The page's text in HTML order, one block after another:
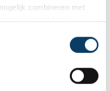
combineren met
is gevestigd in het in
en geeft een goed